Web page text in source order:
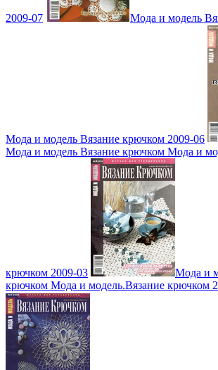
2009-07 Мода и модель
Мода и модель Вязание крючком 2009-06
Мода и модель Вязание крючком Мода и
крючком 2009-03
Мода и
крючком Мода и модель.Вязание крючком